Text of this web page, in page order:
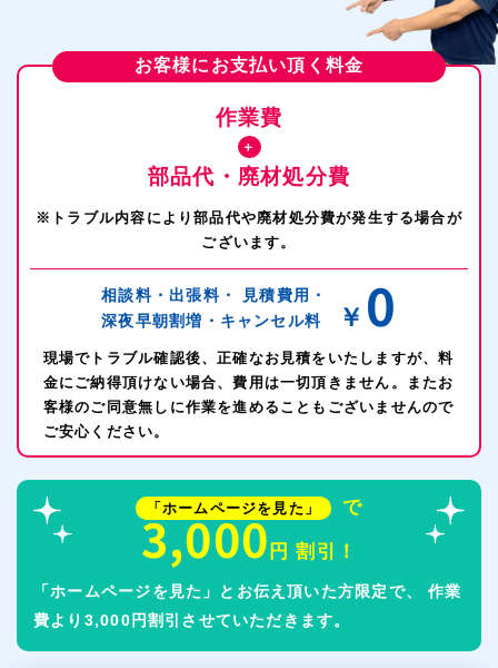
お客様にお支払い頂く料金
作業費
＋
部品代・廃材処分費
※トラブル内容により部品代や廃材処分費が発生する場合が
ございます。
相談料・出張料・
見積費用・
深夜早朝割増・ キャンセル料 ￥ 0
現場でトラブル確認後、正確なお見積をいたしますが、料
金にご納得頂けない場合、費用は一切頂きません。またお
客様のご同意無しに作業を進めることもございませんので
ご安心ください。
「ホームページを見た」 で
3,000 円 割引！
「ホームページを見た」とお伝え頂いた方限定で、
作業
費より3,000円割引させていただきます。